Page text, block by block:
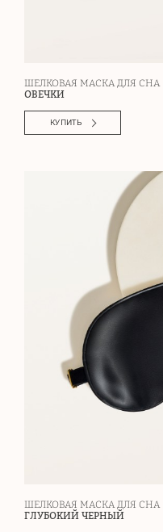
ШЕЛКОВАЯ МАСКА ДЛЯ СНА
ОВЕЧКИ
КУПИТЬ
ШЕЛКОВАЯ МАСКА ДЛЯ СНА
ГЛУБОКИЙ ЧЕРНЫЙ